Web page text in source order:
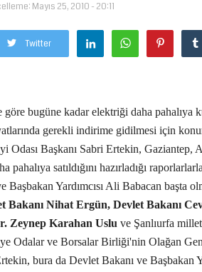
Mayıs 25, 2010 - 20:11
Twitter
göre bugüne kadar elektriği daha pahalıya
gerekli indirime gidilmesi için
Odası Başkanı Sabri Ertekin,
pahalıya satıldığını hazırladığı
Başbakan Yardımcısı Ali Babacan başta
Bakanı Nihat Ergün, Devlet Bakanı
Zeynep Karahan Uslu ve Şanlıurfa
Odalar ve Borsalar Birliği'nin Olağan
bura da Devlet Bakanı ve Başbakan